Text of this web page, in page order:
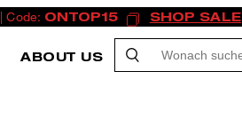
| Code: ONTOP15 SHOP SALE
ABOUT US